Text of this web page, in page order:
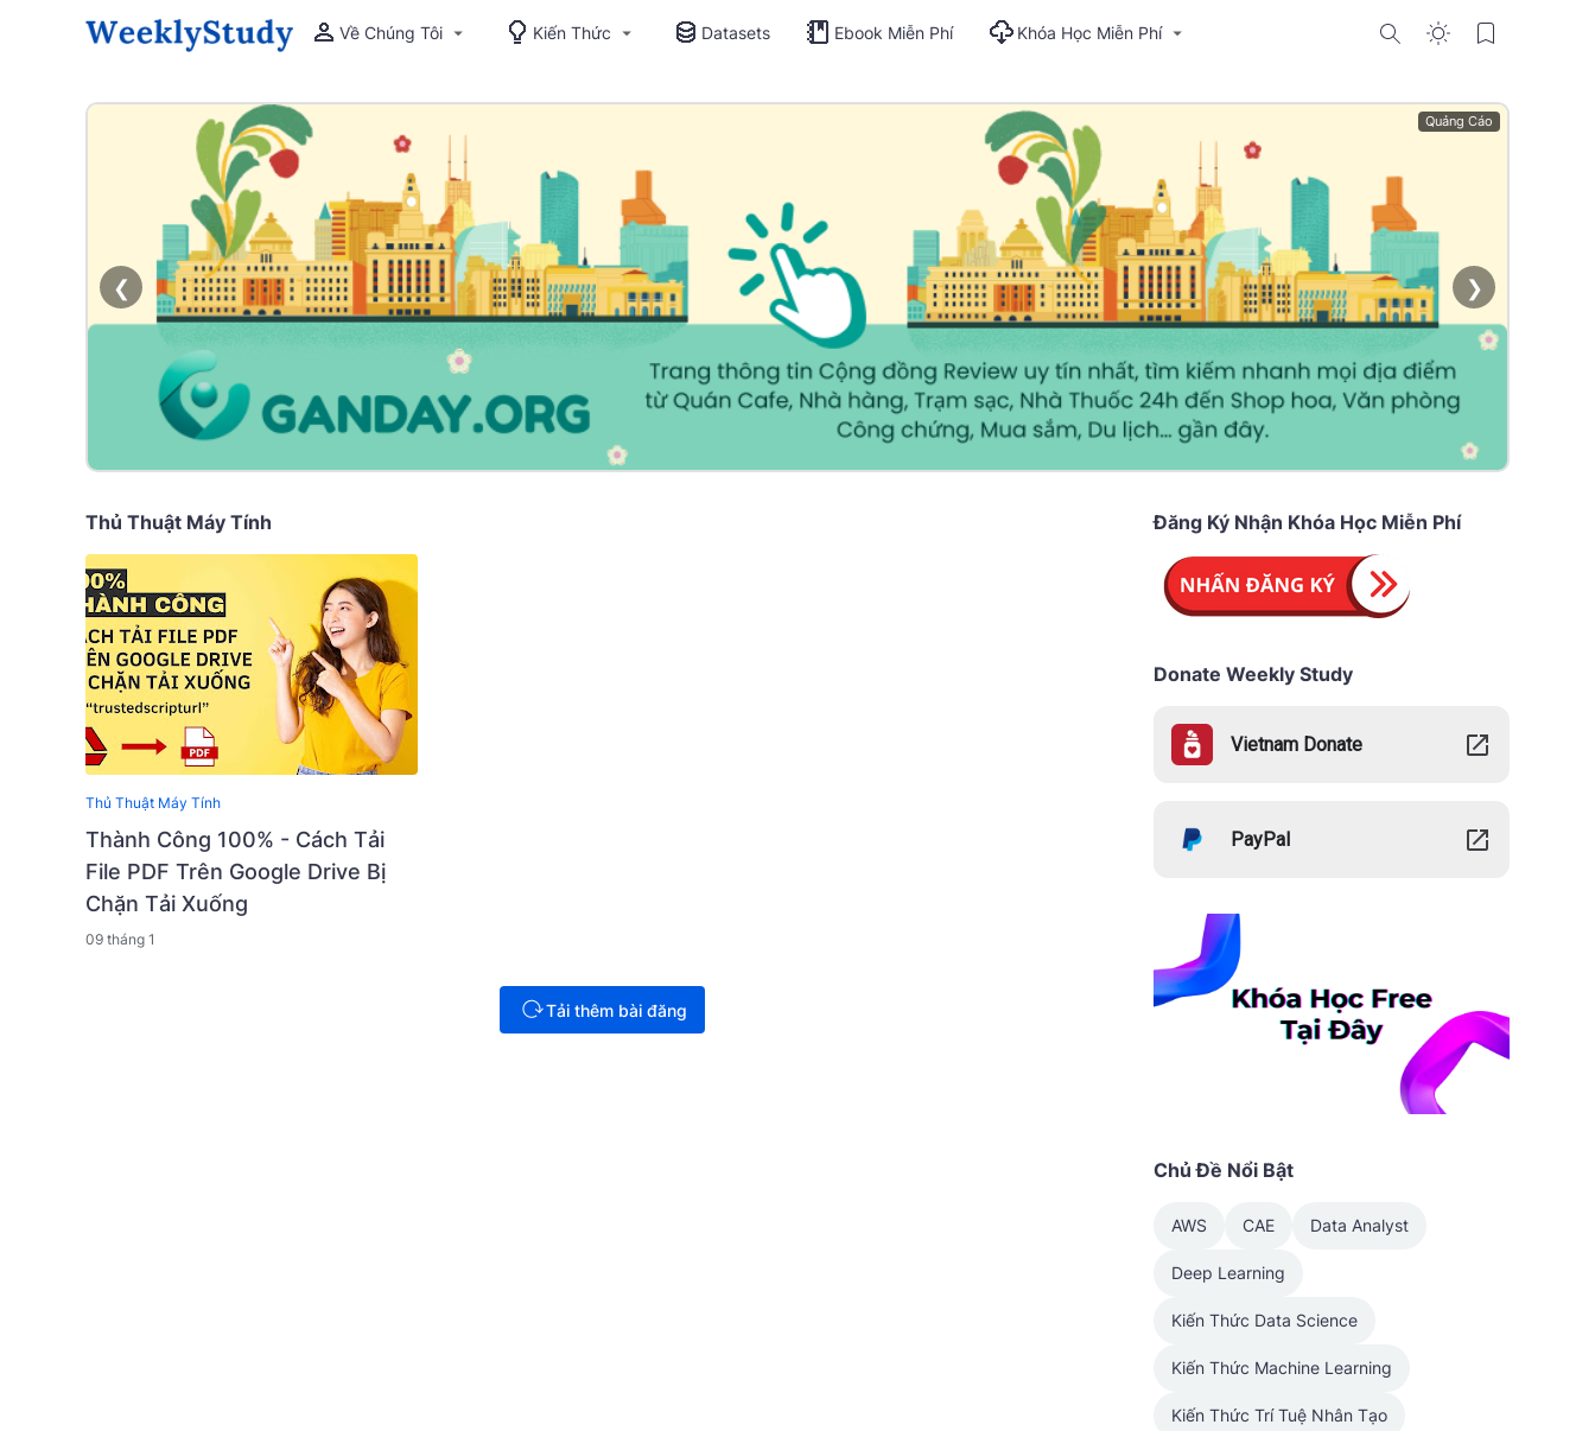
Về Chúng Tôi Kiến Thức Datasets Ebook Miễn Phí Khóa Học Miễn Phí
Quảng Cáo
❮ ❯
Thủ Thuật Máy Tính
Thủ Thuật Máy Tính
Thành Công 100% - Cách Tải
File PDF Trên Google Drive Bị
Chặn Tải Xuống
09 tháng 1
Tải thêm bài đăng
Đăng Ký Nhận Khóa Học Miễn Phí
Donate Weekly Study
Vietnam Donate
PayPal
Chủ Đề Nổi Bật
AWS CAE Data Analyst
Deep Learning
Kiến Thức Data Science
Kiến Thức Machine Learning
Kiến Thức Trí Tuệ Nhân Tạo